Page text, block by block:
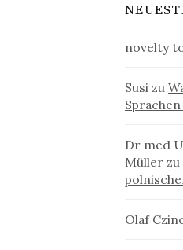
novelty
Susi zu
Dr med
Müller zu
Olaf